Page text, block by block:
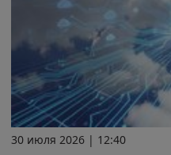
30 июля 2026 | 12:40